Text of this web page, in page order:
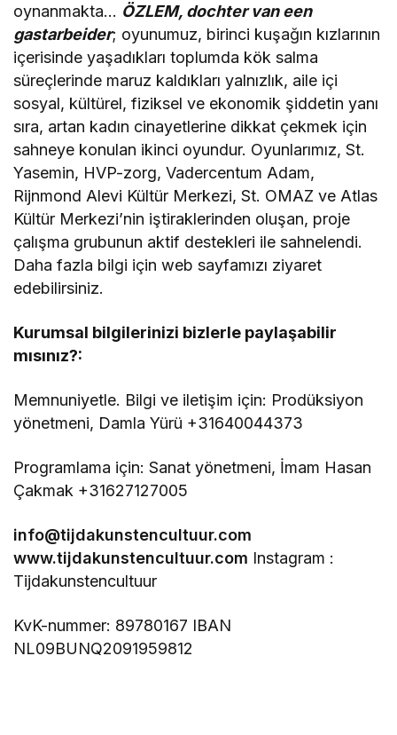
oynanmakta… ӦZLEM, dochter van een
gastarbeider; oyunumuz, birinci kuşağın kızlarının
içerisinde yaşadıkları toplumda kök salma
süreçlerinde maruz kaldıkları yalnızlık, aile içi
sosyal, kültürel, fiziksel ve ekonomik şiddetin yanı
sıra, artan kadın cinayetlerine dikkat çekmek için
sahneye konulan ikinci oyundur. Oyunlarımız, St.
Yasemin, HVP-zorg, Vadercentum Adam,
Rijnmond Alevi Kültür Merkezi, St. OMAZ ve Atlas
Kültür Merkezi’nin iştiraklerinden oluşan, proje
çalışma grubunun aktif destekleri ile sahnelendi.
Daha fazla bilgi için web sayfamızı ziyaret
edebilirsiniz.
Kurumsal bilgilerinizi bizlerle paylaşabilir
mısınız?:
Memnuniyetle. Bilgi ve iletişim için: Prodüksiyon
yönetmeni, Damla Yürü +31640044373
Programlama için: Sanat yönetmeni, İmam Hasan
Çakmak +31627127005
info@tijdakunstencultuur.com
www.tijdakunstencultuur.com Instagram :
Tijdakunstencultuur
KvK-nummer: 89780167 IBAN
NL09BUNQ2091959812